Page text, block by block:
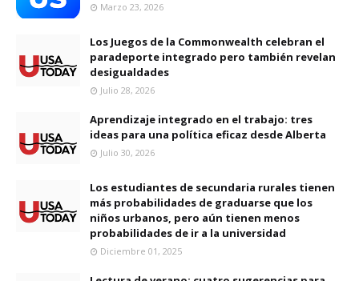
Marzo 23, 2026
Los Juegos de la Commonwealth celebran el
paradeporte integrado pero también revelan
desigualdades
Julio 28, 2026
Aprendizaje integrado en el trabajo: tres
ideas para una política eficaz desde Alberta
Julio 30, 2026
Los estudiantes de secundaria rurales tienen
más probabilidades de graduarse que los
niños urbanos, pero aún tienen menos
probabilidades de ir a la universidad
Diciembre 01, 2025